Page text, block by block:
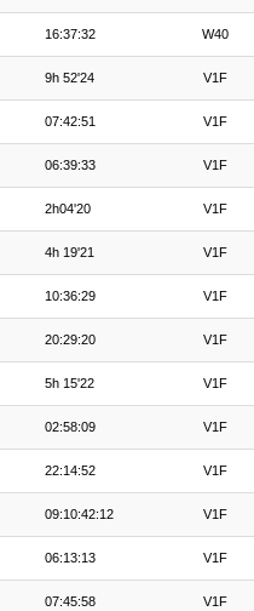
16:37:32 W40
9h 52'24 V1F
07:42:51 V1F
06:39:33 V1F
2h04'20 V1F
4h 19'21 V1F
10:36:29 V1F
20:29:20 V1F
5h 15'22 V1F
02:58:09 V1F
22:14:52 V1F
09:10:42:12 V1F
06:13:13 V1F
07:45:58 V1F